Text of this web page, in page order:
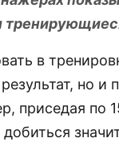
в
но и
приседая по